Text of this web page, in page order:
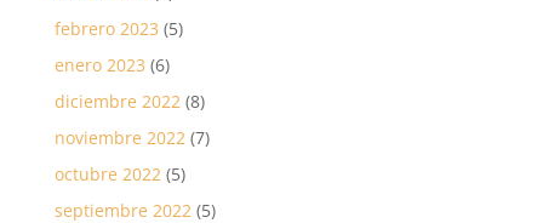
febrero 2023 (5)
enero 2023 (6)
diciembre 2022(8)
noviembre 2022(7)
octubre 2022(5)
septiembre 2022(5)